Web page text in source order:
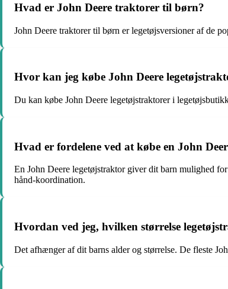
Hvad er John Deere traktorer til børn?
John Deere traktorer til børn er legetøjsversioner af de
Hvor kan jeg købe John Deere
Du kan købe John Deere legetøjstraktorer i
Hvad er fordelene ved at købe en John
En John Deere legetøjstraktor giver dit barn mulighed
hånd-koordination.
Hvordan ved jeg, hvilken størrelse
Det afhænger af dit barns alder og størrelse. De fleste